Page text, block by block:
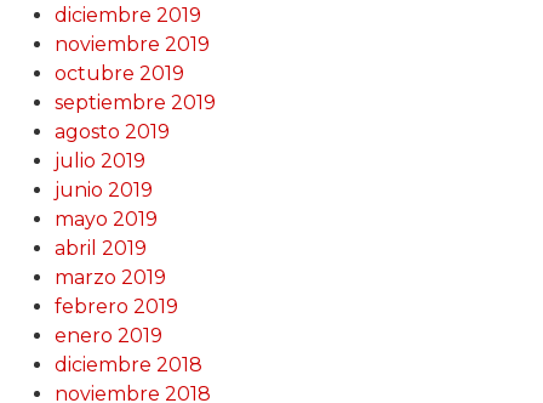
diciembre 2019
noviembre 2019
octubre 2019
septiembre 2019
agosto 2019
julio 2019
junio 2019
mayo 2019
abril 2019
marzo 2019
febrero 2019
enero 2019
diciembre 2018
noviembre 2018